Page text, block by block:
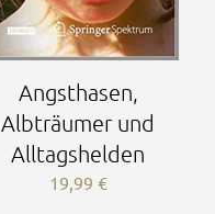
Angsthasen,
Albträumer und
Alltagshelden
19,99 €